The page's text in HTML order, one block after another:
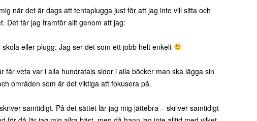
när det är dags att tentaplugga just för att jag inte vill sitta och
Det får jag framför allt genom att jag:
eller plugg. Jag ser det som ett jobb helt enkelt
veta var i alla hundratals sidor i alla böcker man ska lägga sin
områden som är det viktiga att fokusera på.
samtidigt. På det sättet lär jag mig jättebra – skriver samtidigt